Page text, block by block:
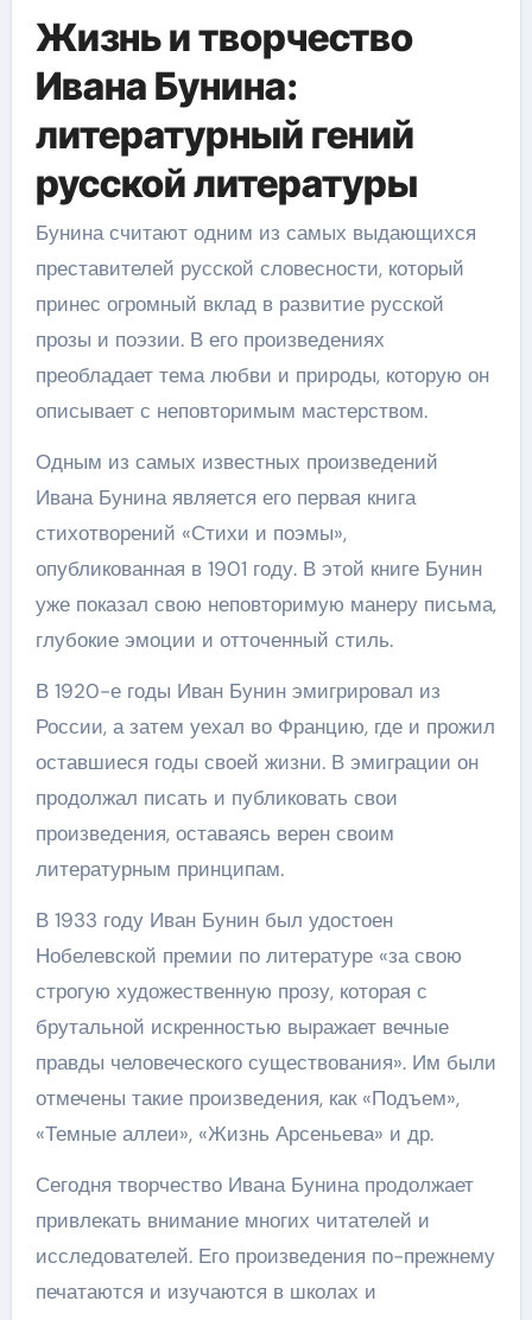
Жизнь и творчество
Ивана Бунина:
литературный гений
русской литературы
Бунина считают одним из самых выдающихся
преставителей русской словесности, который
принес огромный вклад в развитие русской
прозы и поэзии. В его произведениях
преобладает тема любви и природы, которую он
описывает с неповторимым мастерством.
Одным из самых известных произведений
Ивана Бунина является его первая книга
стихотворений «Стихи и поэмы»,
опубликованная в 1901 году. В этой книге Бунин
уже показал свою неповторимую манеру письма,
глубокие эмоции и отточенный стиль.
В 1920-е годы Иван Бунин эмигрировал из
России, а затем уехал во Францию, где и прожил
оставшиеся годы своей жизни. В эмиграции он
продолжал писать и публиковать свои
произведения, оставаясь верен своим
литературным принципам.
В 1933 году Иван Бунин был удостоен
Нобелевской премии по литературе «за свою
строгую художественную прозу, которая с
брутальной искренностью выражает вечные
правды человеческого существования». Им были
отмечены такие произведения, как «Подъем»,
«Темные аллеи», «Жизнь Арсеньева» и др.
Сегодня творчество Ивана Бунина продолжает
привлекать внимание многих читателей и
исследователей. Его произведения по-прежнему
печатаются и изучаются в школах и